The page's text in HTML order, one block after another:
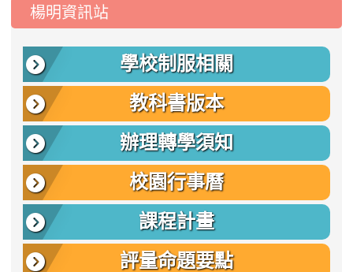
::: 楊明資訊站
學校制服相關
教科書版本
辦理轉學須知
校園行事曆
課程計畫
評量命題要點